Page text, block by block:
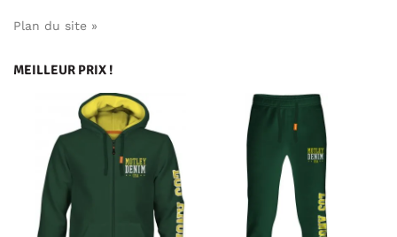
Plan du site »
MEILLEUR PRIX !